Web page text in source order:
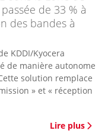
de 33 % à
des bandes à
KDDI/Kyocera
de manière autonome
solution remplace
» et « réception
Lire plus